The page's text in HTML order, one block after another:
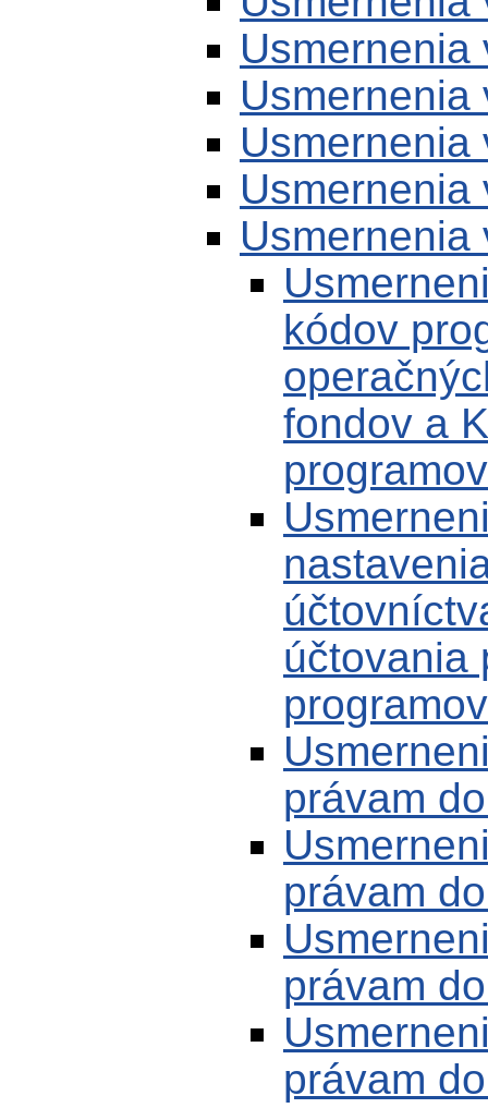
Usmernenia
Usmernenia
Usmernenia
Usmernenia
Usmernenia
kódov
fondov a
účtovania
právam
právam
právam
právam